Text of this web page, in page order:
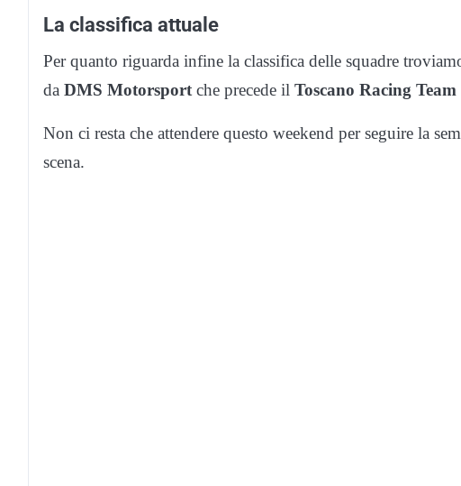
La classifica attuale
Per quanto riguarda infine la classifica delle squadre
da DMS Motorsportche precede il Toscano Racing Team
Non ci resta che attendere questo weekend per seguire la
scena.